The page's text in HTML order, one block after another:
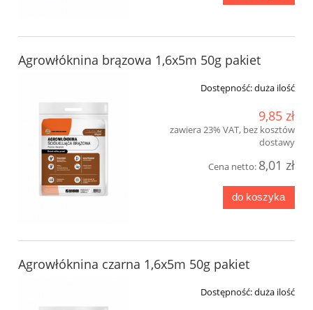
Agrowłóknina brązowa 1,6x5m 50g pakiet
Dostępność:duża ilość
9,85 zł
zawiera 23% VAT, bez kosztów
dostawy
Cena netto: 8,01 zł
do koszyka
Agrowłóknina czarna 1,6x5m 50g pakiet
Dostępność:duża ilość